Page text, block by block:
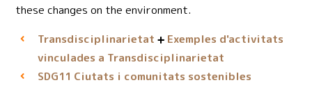
these changes on the environment.
Transdisciplinarietat
Exemples d'activitats
vinculades a Transdisciplinarietat
SDG11 Ciutats i comunitats sostenibles